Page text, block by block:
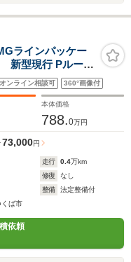
ラインパッケー
新型現行 Pルー
クターライト/ARナ
ド
オンライン相談可 360°画像付
本体価格
788.0万円
73,000円
走行 0.4万km
修復
なし
整備
法定整備付
くば市
依頼